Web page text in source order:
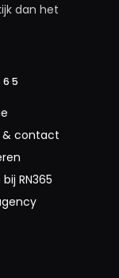
dan het
& contact
RN365